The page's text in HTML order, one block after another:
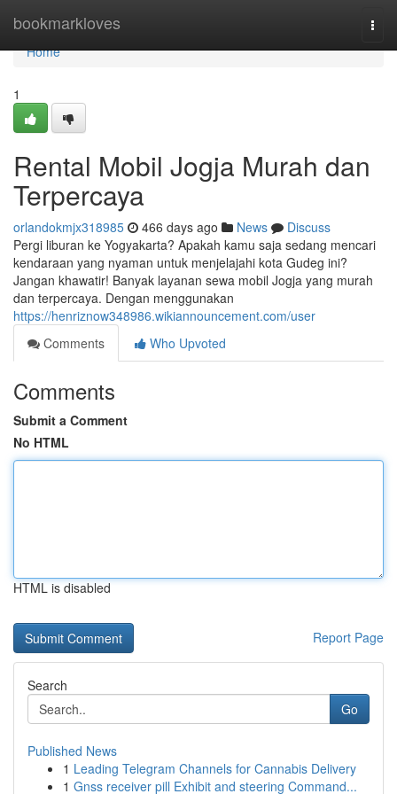
bookmarkloves
Home
Home
1
Rental Mobil Jogja Murah dan
Terpercaya
orlandokmjx318985 466 days ago News
Discuss
Pergi liburan ke Yogyakarta? Apakah kamu saja sedang mencari
kendaraan yang nyaman untuk menjelajahi kota Gudeg ini?
Jangan khawatir! Banyak layanan sewa mobil Jogja yang murah
dan terpercaya. Dengan menggunakan
https://henriznow348986.wikiannouncement.com/user
Comments
Who Upvoted
Comments
Submit a Comment
No HTML
HTML is disabled
Report Page
Search
Go
Published News
1 Leading Telegram Channels for Cannabis Delivery
1 Gnss receiver pill Exhibit and steering Command...